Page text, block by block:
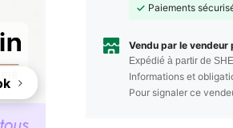
Paiements
Vendu par le vendeur
Expédié à partir de
Informations et
Pour signaler ce